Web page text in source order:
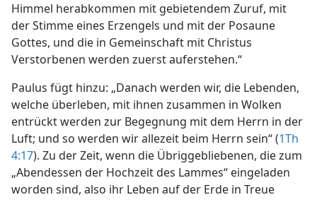
Himmel herabkommen mit gebietendem Zuruf, mit
der Stimme eines Erzengels und mit der Posaune
Gottes, und die in Gemeinschaft mit Christus
Verstorbenen werden zuerst auferstehen.“
Paulus fügt hinzu: „Danach werden wir, die Lebenden,
welche überleben, mit ihnen zusammen in Wolken
entrückt werden zur Begegnung mit dem Herrn in der
Luft; und so werden wir allezeit beim Herrn sein“ (1Th
4:17). Zu der Zeit, wenn die Übriggebliebenen, die zum
„Abendessen der Hochzeit des Lammes“ eingeladen
worden sind, also ihr Leben auf der Erde in Treue